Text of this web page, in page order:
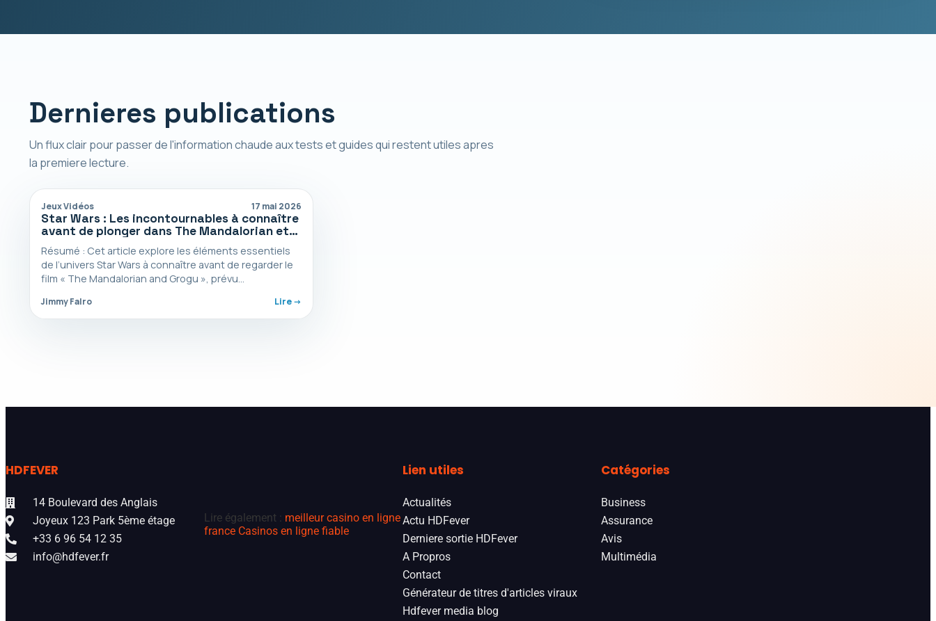
Dernieres publications
Un flux clair pour passer de l'information chaude aux tests et guides qui restent utiles apres
la premiere lecture.
Jeux Vidéos 17 mai 2026
Star Wars : Les incontournables à connaître
avant de plonger dans The Mandalorian et
l’univers de Grogu
Résumé : Cet article explore les éléments essentiels
de l’univers Star Wars à connaître avant de regarder le
film « The Mandalorian and Grogu », prévu…
Jimmy Falro Lire ->
HDFEVER
14 Boulevard des Anglais
Joyeux 123 Park 5ème étage
+33 6 96 54 12 35
info@hdfever.fr
Lire également : meilleur casino en ligne
france Casinos en ligne fiable
Lien utiles
Actualités
Actu HDFever
Derniere sortie HDFever
A Propros
Contact
Générateur de titres d'articles viraux
Hdfever media blog
Catégories
Business
Assurance
Avis
Multimédia